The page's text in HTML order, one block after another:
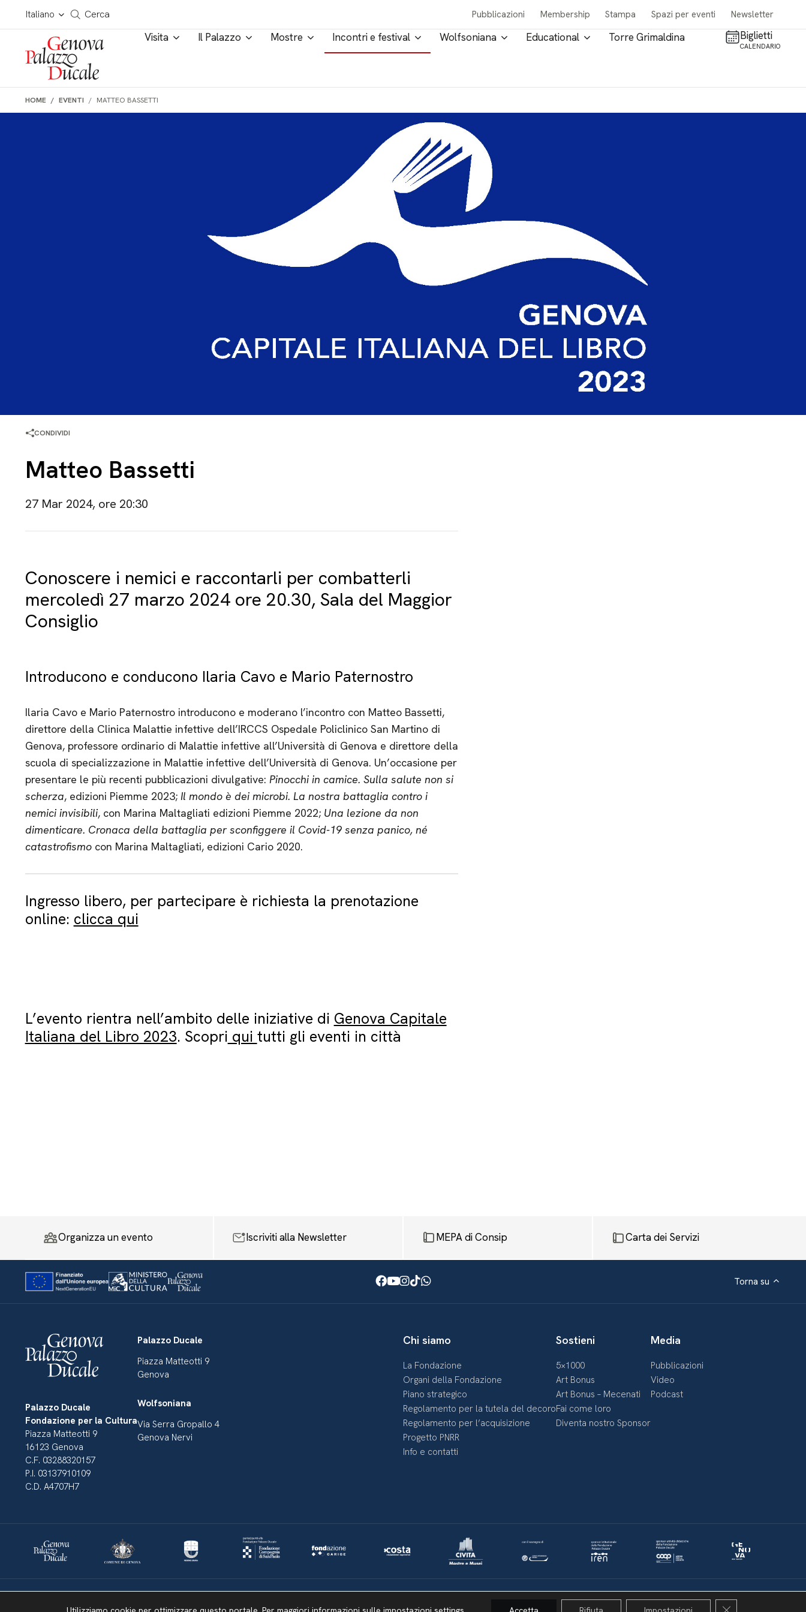
Salta al contenuto
Italiano
Cerca in tutto il sito
Cerca Pubblicazioni Membership Stampa Spazi per eventi Newsletter
Visita Il Palazzo Mostre Incontri e festival Wolfsoniana Educational Torre Grimaldina Biglietti
CALENDARIO
HOME EVENTI MATTEO BASSETTI
CONDIVIDI
Matteo Bassetti
27 Mar 2024, ore 20:30
Conoscere i nemici e raccontarli per combatterli
mercoledì 27 marzo 2024 ore 20.30, Sala del Maggior
Consiglio
Introducono e conducono Ilaria Cavo e Mario Paternostro
Ilaria Cavo e Mario Paternostro introducono e moderano l’incontro con Matteo Bassetti,
direttore della Clinica Malattie infettive dell’IRCCS Ospedale Policlinico San Martino di
Genova, professore ordinario di Malattie infettive all’Università di Genova e direttore della
scuola di specializzazione in Malattie infettive dell’Università di Genova. Un’occasione per
presentare le più recenti pubblicazioni divulgative: Pinocchi in camice. Sulla salute non si
scherza, edizioni Piemme 2023; Il mondo è dei microbi. La nostra battaglia contro i
nemici invisibili, con Marina Maltagliati edizioni Piemme 2022; Una lezione da non
dimenticare. Cronaca della battaglia per sconfiggere il Covid-19 senza panico, né
catastrofismocon Marina Maltagliati, edizioni Cario 2020.
Ingresso libero, per partecipare è richiesta la prenotazione
online: clicca qui
L’evento rientra nell’ambito delle iniziative di Genova Capitale
Italiana del Libro 2023. Scopri qui tutti gli eventi in città
Organizza un evento Iscriviti alla Newsletter MEPA di Consip Carta dei Servizi
Facebook
Youtube
Instagram
TikTok
WhatsApp Torna su
Palazzo Ducale
Fondazione per la Cultura
Piazza Matteotti 9
16123 Genova
C.F. 03288320157
P.I. 03137910109
C.D. A4707H7
Palazzo Ducale
Piazza Matteotti 9
Genova
Wolfsoniana
Via Serra Gropallo 4
Genova Nervi
Chi siamo
La Fondazione
Organi della Fondazione
Piano strategico
Regolamento per la tutela del decoro
Regolamento per l’acquisizione
Progetto PNRR
Info e contatti
Sostieni
5×1000
Art Bonus
Art Bonus – Mecenati
Fai come loro
Diventa nostro Sponsor
Media
Pubblicazioni
Video
Podcast
Politica della privacy & Cookies
Policy social media
Mappa del sito
Close GDPR Cookie